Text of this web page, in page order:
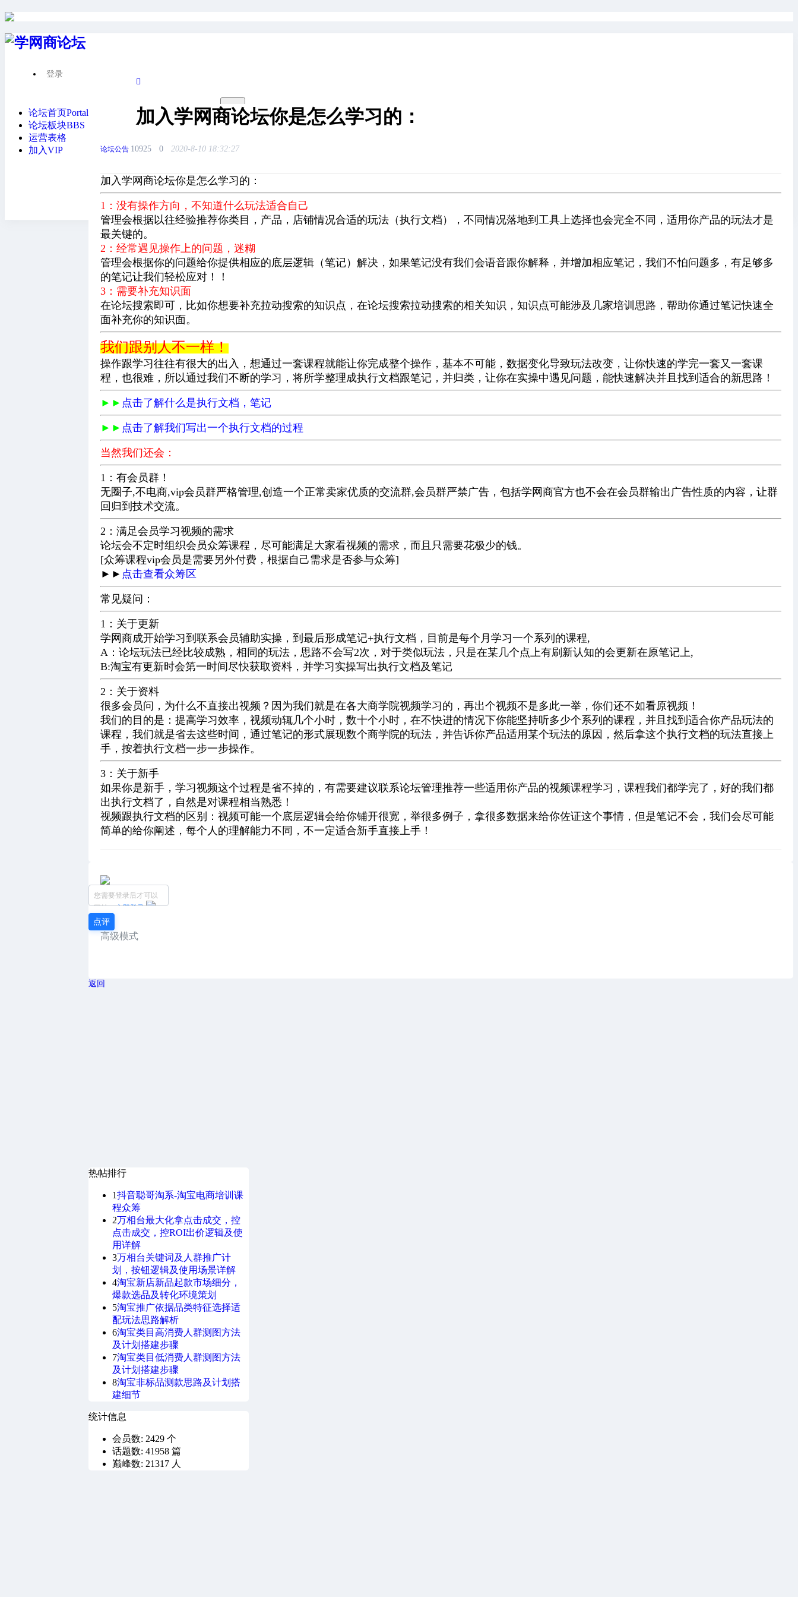
登录
论坛首页Portal
论坛板块BBS
运营表格
加入VIP
加入学网商论坛你是怎么学习的：
论坛公告 10925 0 2020-8-10 18:32:27
加入学网商论坛你是怎么学习的：
1：没有操作方向，不知道什么玩法适合自己
管理会根据以往经验推荐你类目，产品，店铺情况合适的玩法（执行文档），不同情况落地到工具上选择也会完全不同，适用你产品的玩法才是
最关键的。
2：经常遇见操作上的问题，迷糊
管理会根据你的问题给你提供相应的底层逻辑（笔记）解决，如果笔记没有我们会语音跟你解释，并增加相应笔记，我们不怕问题多，有足够多
的笔记让我们轻松应对！！
3：需要补充知识面
在论坛搜索即可，比如你想要补充拉动搜索的知识点，在论坛搜索拉动搜索的相关知识，知识点可能涉及几家培训思路，帮助你通过笔记快速全
面补充你的知识面。
我们跟别人不一样！
操作跟学习往往有很大的出入，想通过一套课程就能让你完成整个操作，基本不可能，数据变化导致玩法改变，让你快速的学完一套又一套课
程，也很难，所以通过我们不断的学习，将所学整理成执行文档跟笔记，并归类，让你在实操中遇见问题，能快速解决并且找到适合的新思路！
►► 点击了解什么是执行文档，笔记
►► 点击了解我们写出一个执行文档的过程
当然我们还会：
1：有会员群！
无圈子,不电商,vip会员群严格管理,创造一个正常卖家优质的交流群,会员群严禁广告，包括学网商官方也不会在会员群输出广告性质的内容，让群
回归到技术交流。
2：满足会员学习视频的需求
论坛会不定时组织会员众筹课程，尽可能满足大家看视频的需求，而且只需要花极少的钱。
[众筹课程vip会员是需要另外付费，根据自己需求是否参与众筹]
►► 点击查看众筹区
常见疑问：
1：关于更新
学网商成开始学习到联系会员辅助实操，到最后形成笔记+执行文档，目前是每个月学习一个系列的课程,
A：论坛玩法已经比较成熟，相同的玩法，思路不会写2次，对于类似玩法，只是在某几个点上有刷新认知的会更新在原笔记上,
B:淘宝有更新时会第一时间尽快获取资料，并学习实操写出执行文档及笔记
2：关于资料
很多会员问，为什么不直接出视频？因为我们就是在各大商学院视频学习的，再出个视频不是多此一举，你们还不如看原视频！
我们的目的是：提高学习效率，视频动辄几个小时，数十个小时，在不快进的情况下你能坚持听多少个系列的课程，并且找到适合你产品玩法的
课程，我们就是省去这些时间，通过笔记的形式展现数个商学院的玩法，并告诉你产品适用某个玩法的原因，然后拿这个执行文档的玩法直接上
手，按着执行文档一步一步操作。
3：关于新手
如果你是新手，学习视频这个过程是省不掉的，有需要建议联系论坛管理推荐一些适用你产品的视频课程学习，课程我们都学完了，好的我们都
出执行文档了，自然是对课程相当熟悉！
视频跟执行文档的区别：视频可能一个底层逻辑会给你铺开很宽，举很多例子，拿很多数据来给你佐证这个事情，但是笔记不会，我们会尽可能
简单的给你阐述，每个人的理解能力不同，不一定适合新手直接上手！
您需要登录后才可以
回帖
立即登录
点评
高级模式
返回
热帖排行
1抖音聪哥淘系-淘宝电商培训课
程众筹
2万相台最大化拿点击成交，控
点击成交，控ROI出价逻辑及使
用详解
3万相台关键词及人群推广计
划，按钮逻辑及使用场景详解
4淘宝新店新品起款市场细分，
爆款选品及转化环境策划
5淘宝推广依据品类特征选择适
配玩法思路解析
6淘宝类目高消费人群测图方法
及计划搭建步骤
7淘宝类目低消费人群测图方法
及计划搭建步骤
8淘宝非标品测款思路及计划搭
建细节
统计信息
会员数: 2429 个
话题数: 41958 篇
巅峰数: 21317 人